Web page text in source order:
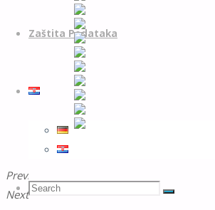
Zaštita Podataka
Search
Search
Search
Previous Post
Next Post08.02.2026 – SVNRW – Itze-Gunst